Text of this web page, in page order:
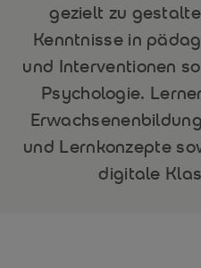
gezielt zu
Kenntnisse in
und Interventionen
Psychologie.
und Lernkonzepte
digitale